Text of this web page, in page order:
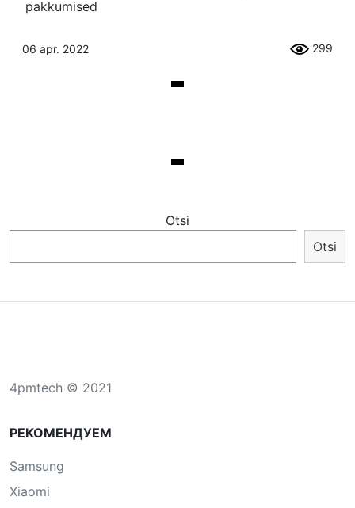
pakkumised
06 apr. 2022 299
Otsi
Otsi
4pmtech © 2021
РЕКОМЕНДУЕМ
Samsung
Xiaomi